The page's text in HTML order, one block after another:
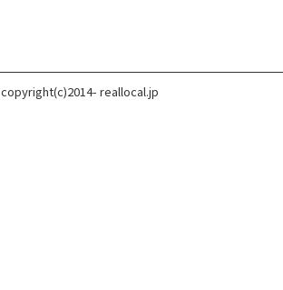
copyright(c)2014- reallocal.jp